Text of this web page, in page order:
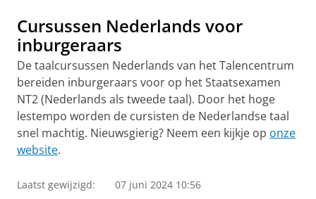
Cursussen Nederlands voor
inburgeraars
De taalcursussen Nederlands van het Talencentrum
bereiden inburgeraars voor op het Staatsexamen
NT2 (Nederlands als tweede taal). Door het hoge
lestempo worden de cursisten de Nederlandse taal
snel machtig. Nieuwsgierig? Neem een kijkje op onze
website.
Laatst gewijzigd: 07 juni 2024 10:56